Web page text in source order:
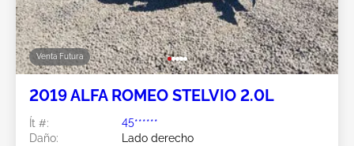
Venta Futura
2019 ALFA ROMEO STELVIO 2.0L
Ít #:
45******
Daño:
Lado derecho